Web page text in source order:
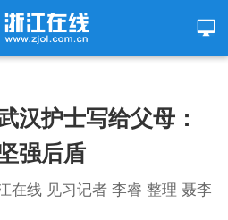
汉护士写给父母：
强后盾
在线 见习记者 李睿 整理 聂李